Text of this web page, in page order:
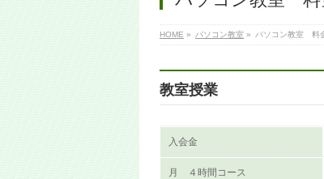
HOME » パソコン教室 » パソコン教室 料
教室授業
入会金
月 ４時間コース